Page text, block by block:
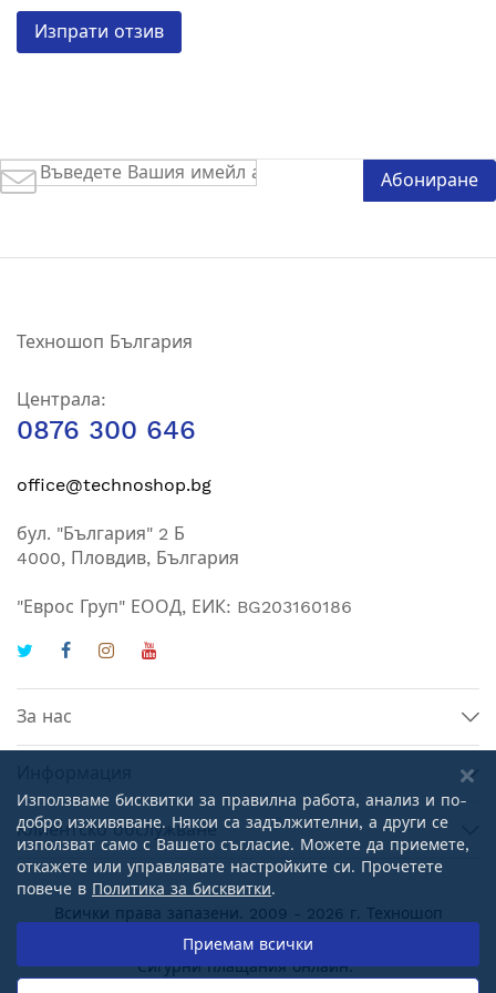
Изпрати отзив
Абонирай
се
Абониране
Техношоп България
Централа:
0876 300 646
office@technoshop.bg
бул. "България" 2 Б
4000, Пловдив, България
"Еврос Груп" ЕООД, ЕИК: BG203160186
За нас
Клиентско обслужване
Всички права запазени. 2009 - 2026 г.
Техношоп
Сигурни плащания онлайн:
Използваме бисквитки за правилна работа, анализ и по-
добро изживяване. Някои са задължителни, а други се
използват само с Вашето съгласие. Можете да приемете,
откажете или управлявате настройките си. Прочетете
повече в Политика за бисквитки.
Приемам всички